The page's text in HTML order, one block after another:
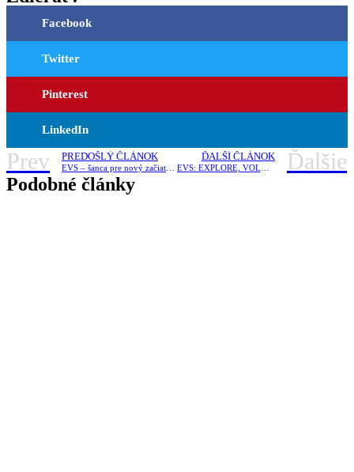
Facebook
Twitter
Pinterest
LinkedIn
Prev PREDOŠLÝ ČLÁNOK ĎALŠÍ ČLÁNOK Ďalšie
Podobné články